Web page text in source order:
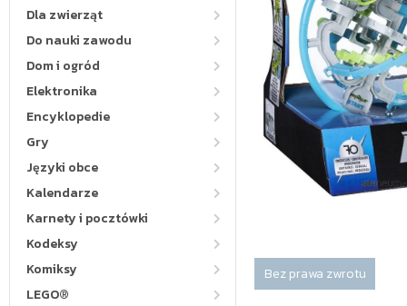
Dla zwierząt
Do nauki zawodu
Dom i ogród
Elektronika
Encyklopedie
Gry
Języki obce
Kalendarze
Karnety i pocztówki
Kodeksy
Komiksy
LEGO®
Bez prawa zwrotu